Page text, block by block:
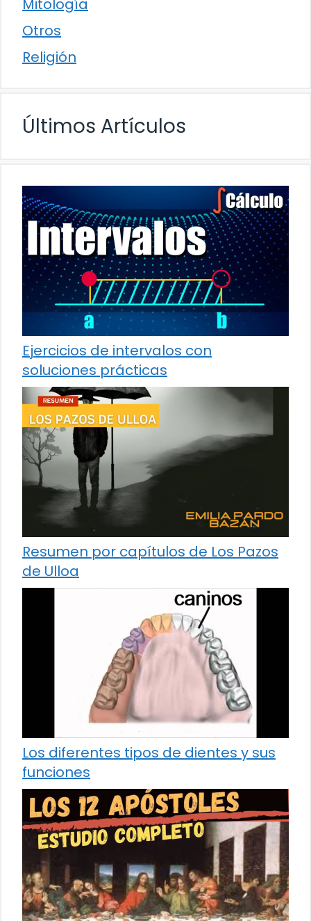
Mitología
Otros
Religión
Últimos Artículos
Ejercicios de intervalos con
soluciones prácticas
Resumen por capítulos de Los Pazos
de Ulloa
Los diferentes tipos de dientes y sus
funciones